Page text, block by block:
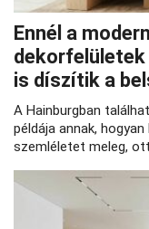
Ennél a
is díszítik a
A Hainburgban
példája annak,
szemléletet meleg,